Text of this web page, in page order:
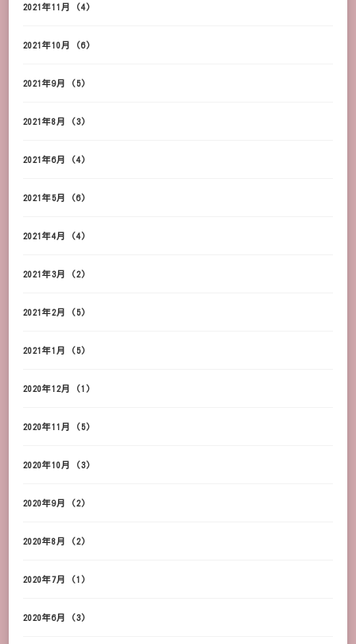
2021年11月 (4)
2021年10月 (6)
2021年9月 (5)
2021年8月 (3)
2021年6月 (4)
2021年5月 (6)
2021年4月 (4)
2021年3月 (2)
2021年2月 (5)
2021年1月 (5)
2020年12月 (1)
2020年11月 (5)
2020年10月 (3)
2020年9月 (2)
2020年8月 (2)
2020年7月 (1)
2020年6月 (3)